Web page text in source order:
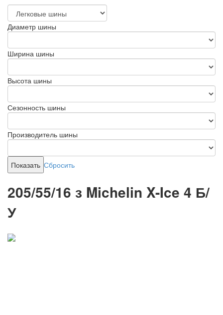
Диаметр шины
Ширина шины
Высота шины
Сезонность шины
Производитель шины
Сбросить
205/55/16 з Michelin X-Ice 4 Б/
У